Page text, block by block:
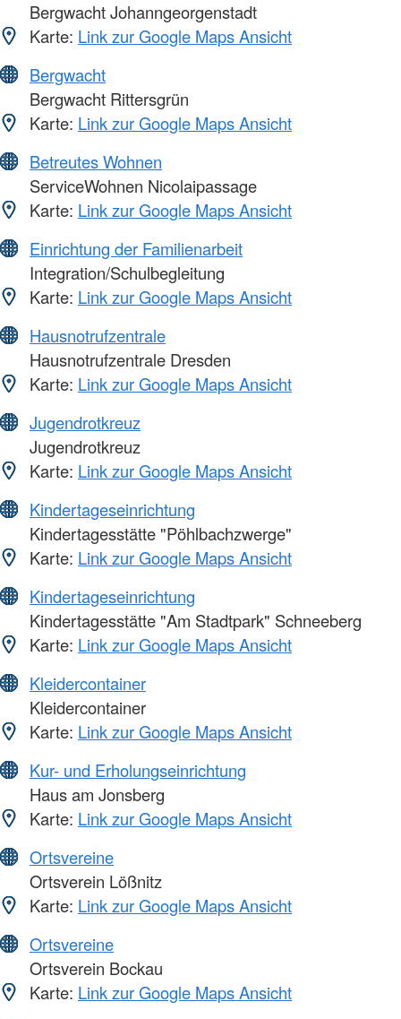
Bergwacht Johanngeorgenstadt
Karte: Link zur Google Maps Ansicht
Bergwacht
Bergwacht Rittersgrün
Karte: Link zur Google Maps Ansicht
Betreutes Wohnen
ServiceWohnen Nicolaipassage
Karte: Link zur Google Maps Ansicht
Einrichtung der Familienarbeit
Integration/Schulbegleitung
Karte: Link zur Google Maps Ansicht
Hausnotrufzentrale
Hausnotrufzentrale Dresden
Karte: Link zur Google Maps Ansicht
Jugendrotkreuz
Jugendrotkreuz
Karte: Link zur Google Maps Ansicht
Kindertageseinrichtung
Kindertagesstätte "Pöhlbachzwerge"
Karte: Link zur Google Maps Ansicht
Kindertageseinrichtung
Kindertagesstätte "Am Stadtpark" Schneeberg
Karte: Link zur Google Maps Ansicht
Kleidercontainer
Kleidercontainer
Karte: Link zur Google Maps Ansicht
Kur- und Erholungseinrichtung
Haus am Jonsberg
Karte: Link zur Google Maps Ansicht
Ortsvereine
Ortsverein Lößnitz
Karte: Link zur Google Maps Ansicht
Ortsvereine
Ortsverein Bockau
Karte: Link zur Google Maps Ansicht